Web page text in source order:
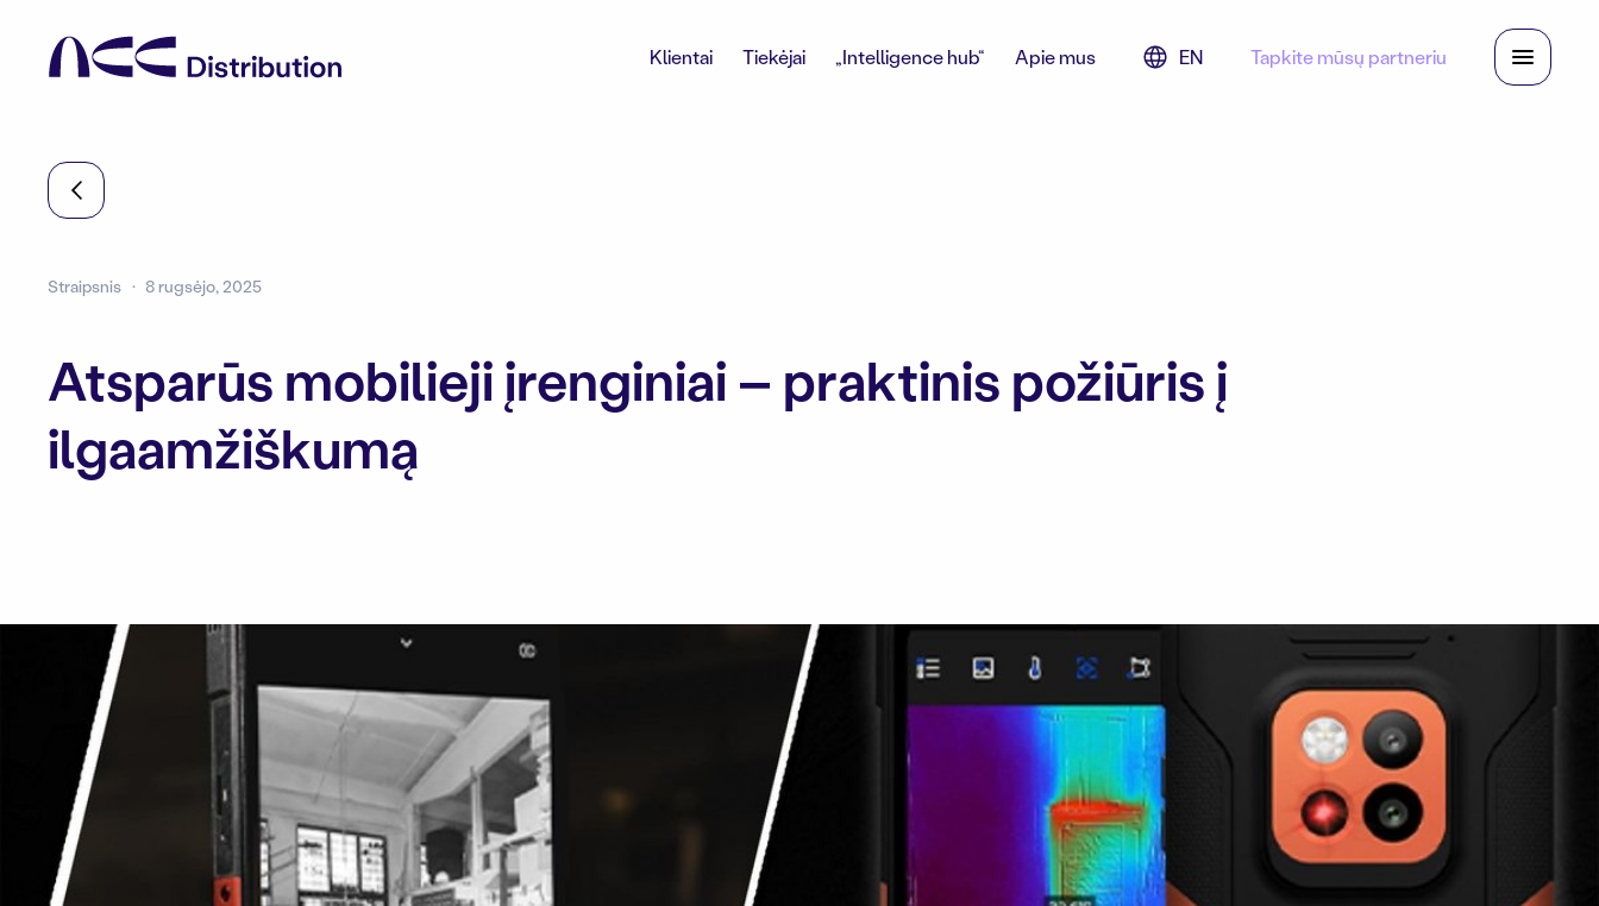
Klientai Tiekėjai „Intelligence hub“ Apie mus EN Tapkite mūsų partneriu
Straipsnis 8 rugsėjo, 2025
Atsparūs mobilieji įrenginiai – praktinis požiūris į
ilgaamžiškumą